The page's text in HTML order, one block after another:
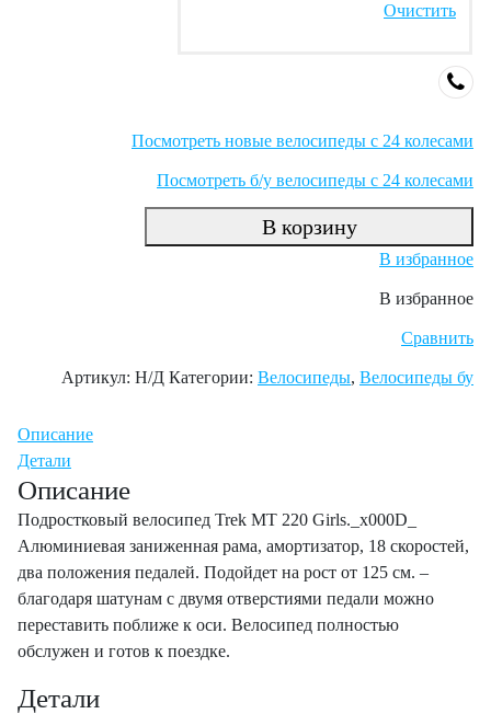
Очистить
Посмотреть новые велосипеды с 24 колесами
Посмотреть б/у велосипеды с 24 колесами
В корзину
В избранное
В избранное
Сравнить
Артикул: Н/Д Категории: Велосипеды, Велосипеды бу
Описание
Детали
Описание
Подростковый велосипед Trek MT 220 Girls._x000D_
Алюминиевая заниженная рама, амортизатор, 18 скоростей,
два положения педалей. Подойдет на рост от 125 см. –
благодаря шатунам с двумя отверстиями педали можно
переставить поближе к оси. Велосипед полностью
обслужен и готов к поездке.
Детали